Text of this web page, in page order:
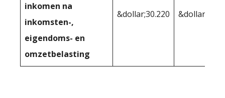
inkomen na
inkomsten-,
eigendoms- en
omzetbelasting
&dollar;30.220